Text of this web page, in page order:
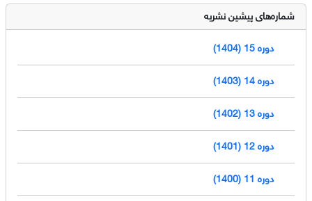
شماره‌های پیشین نشریه
دوره 15 (1404)
دوره 14 (1403)
دوره 13 (1402)
دوره 12 (1401)
دوره 11 (1400)